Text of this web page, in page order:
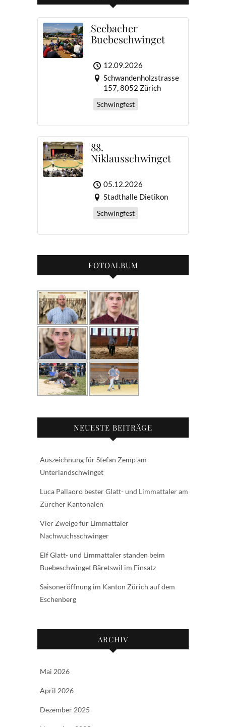
Seebacher
Buebeschwinget
12.09.2026
Schwandenholzstrasse
157, 8052 Zürich
Schwingfest
88.
Niklausschwinget
05.12.2026
Stadthalle Dietikon
Schwingfest
FOTOALBUM
NEUESTE BEITRÄGE
Auszeichnung für Stefan Zemp am
Unterlandschwinget
Luca Pallaoro bester Glatt- und Limmattaler am
Zürcher Kantonalen
Vier Zweige für Limmattaler
Nachwuchsschwinger
Elf Glatt- und Limmattaler standen beim
Buebeschwinget Bäretswil im Einsatz
Saisoneröffnung im Kanton Zürich auf dem
Eschenberg
ARCHIV
Mai 2026
April 2026
Dezember 2025